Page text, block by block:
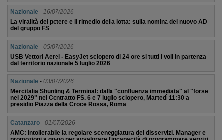
Nazionale - 16/07/2026
La viralità del potere e il rimedio della lotta: sulla nomina del nuovo AD
del gruppo FS
Nazionale - 05/07/2026
USB Vettori Aerei - EasyJet sciopero di 24 ore si tutti i voli in partenza
dal territorio nazionale 5 luglio 2026
Nazionale - 03/07/2026
Mercitalia Shunting & Terminal: dalla "confluenza immediata" al "forse
nel 2029" nel Contratto FS. 6 e 7 luglio sciopero, Martedì 11:30 a
presidio Piazza della Croce Rossa, Roma
Catanzaro - 01/07/2026
AMC: Intollerabile la regolare sceneggiatura dei disservizi. Manager e